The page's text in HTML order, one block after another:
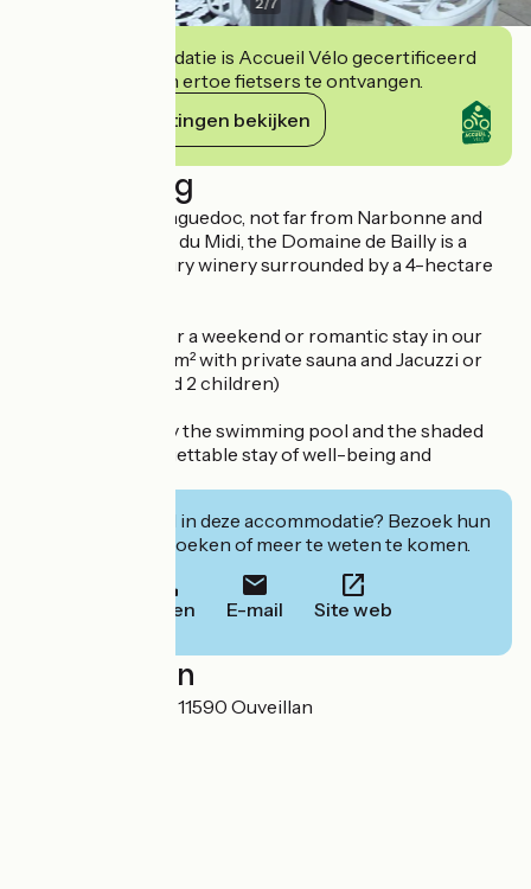
Deze accommodatie is Accueil Vélo gecertificeerd
en verbindt zich ertoe fietsers te ontvangen.
Haar verplichtingen bekijken
Beschrijving
In the heart of Languedoc, not far from Narbonne and
close to the Canal du Midi, the Domaine de Bailly is a
former 18th century winery surrounded by a 4-hectare
Romantic place for a weekend or romantic stay in our
luxury suite of 80 m² with private sauna and Jacuzzi or
family (2 adults and 2 children)
You can also enjoy the swimming pool and the shaded
park for an unforgettable stay of well-being and
Geïnteresseerd in deze accommodatie? Bezoek hun
website om te boeken of meer te weten te komen.
Bellen E-mail Site web
Localisation
Domaine de Bailly 11590 Ouveillan